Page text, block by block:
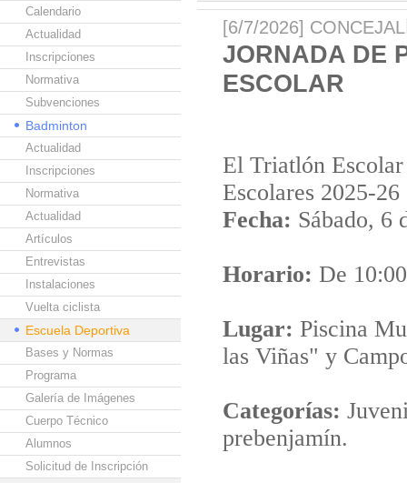
Calendario
Actualidad
Inscripciones
Normativa
Subvenciones
Badminton
Actualidad
Inscripciones
Normativa
Actualidad
Artículos
Entrevistas
Instalaciones
Vuelta ciclista
Escuela Deportiva
Bases y Normas
Programa
Galería de Imágenes
Cuerpo Técnico
Alumnos
Solicitud de Inscripción
[6/7/2026]
JORNADA DE
ESCOLAR
El Triatlón Escolar
Escolares 2025-26
Fecha: Sábado, 6
Horario: De
Lugar: Piscina
las Viñas" y
Categorías:
prebenjamín.